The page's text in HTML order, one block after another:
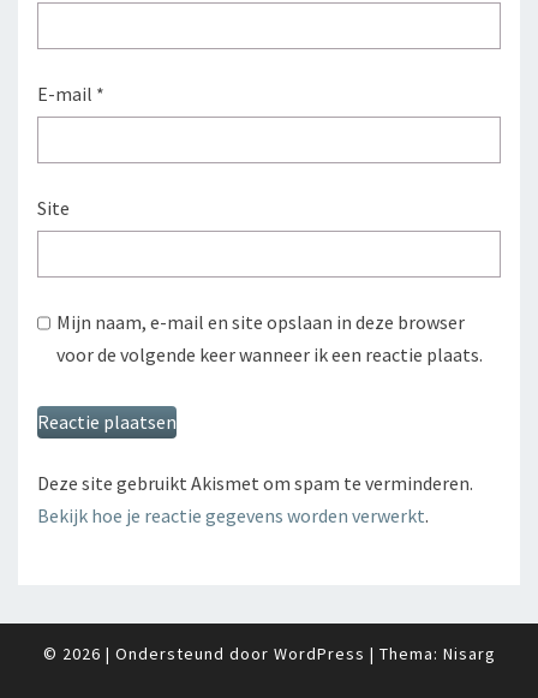
E-mail *
Site
Mijn naam, e-mail en site opslaan in deze browser
voor de volgende keer wanneer ik een reactie plaats.
Deze site gebruikt Akismet om spam te verminderen.
Bekijk hoe je reactie gegevens worden verwerkt.
© 2026 | Ondersteund door WordPress | Thema: Nisarg